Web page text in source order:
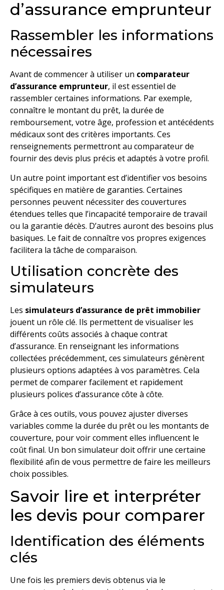
d’assurance emprunteur
Rassembler les informations
nécessaires
Avant de commencer à utiliser un comparateur
d’assurance emprunteur, il est essentiel de
rassembler certaines informations. Par exemple,
connaître le montant du prêt, la durée de
remboursement, votre âge, profession et antécédents
médicaux sont des critères importants. Ces
renseignements permettront au comparateur de
fournir des devis plus précis et adaptés à votre profil.
Un autre point important est d’identifier vos besoins
spécifiques en matière de garanties. Certaines
personnes peuvent nécessiter des couvertures
étendues telles que l’incapacité temporaire de travail
ou la garantie décès. D’autres auront des besoins plus
basiques. Le fait de connaître vos propres exigences
facilitera la tâche de comparaison.
Utilisation concrète des
simulateurs
Les simulateurs d’assurance de prêt immobilier
jouent un rôle clé. Ils permettent de visualiser les
différents coûts associés à chaque contrat
d’assurance. En renseignant les informations
collectées précédemment, ces simulateurs génèrent
plusieurs options adaptées à vos paramètres. Cela
permet de comparer facilement et rapidement
plusieurs polices d’assurance côte à côte.
Grâce à ces outils, vous pouvez ajuster diverses
variables comme la durée du prêt ou les montants de
couverture, pour voir comment elles influencent le
coût final. Un bon simulateur doit offrir une certaine
flexibilité afin de vous permettre de faire les meilleurs
choix possibles.
Savoir lire et interpréter
les devis pour comparer
Identification des éléments
clés
Une fois les premiers devis obtenus via le